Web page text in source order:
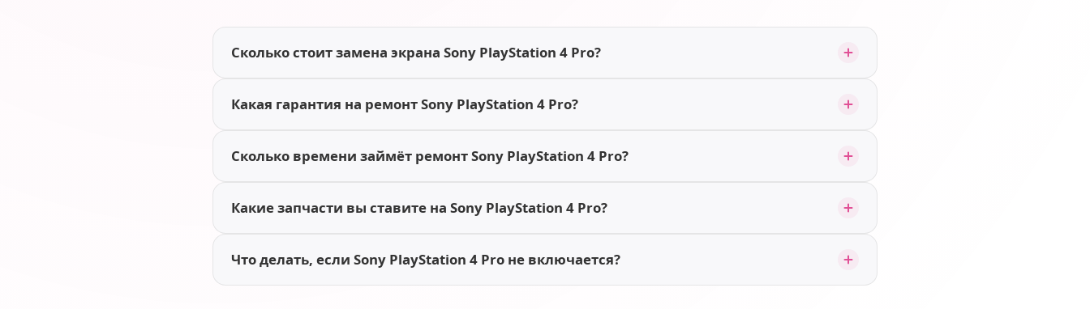
Сколько стоит замена экрана Sony PlayStation 4 Pro?
Какая гарантия на ремонт Sony PlayStation 4 Pro?
Сколько времени займёт ремонт Sony PlayStation 4 Pro?
Какие запчасти вы ставите на Sony PlayStation 4 Pro?
Что делать, если Sony PlayStation 4 Pro не включается?